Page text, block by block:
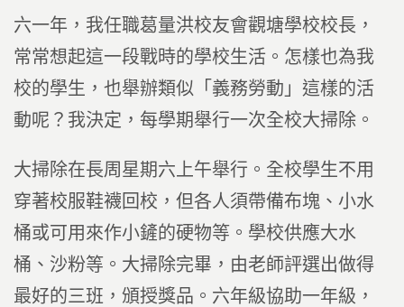
六一年，我任職葛量洪校友會觀塘學校校長，
常常想起這一段戰時的學校生活。怎樣也為我
校的學生，也舉辦類似「義務勞動」這樣的活
動呢？我決定，每學期舉行一次全校大掃除。
大掃除在長周星期六上午舉行。全校學生不用
穿著校服鞋襪回校，但各人須帶備布塊、小水
桶或可用來作小鏟的硬物等。學校供應大水
桶、沙粉等。大掃除完畢，由老師評選出做得
最好的三班，頒授獎品。六年級協助一年級，